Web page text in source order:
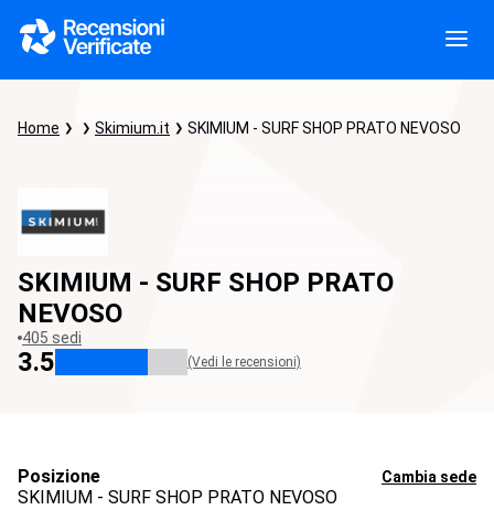
Home Skimium.it SKIMIUM - SURF SHOP PRATO NEVOSO
SKIMIUM - SURF SHOP PRATO
NEVOSO
405 sedi
3.5 (Vedi le recensioni)
Posizione Cambia sede
SKIMIUM - SURF SHOP PRATO NEVOSO